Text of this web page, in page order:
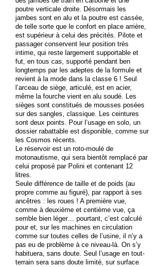
poutre verticale droite. Désormais les
jambes sont en alu et la poutre est cassée,
de telle sorte que le confort en place arrière,
est supérieur à celui des précités. Pilote et
passager conservent leur position très
intime, qui reste largement supportable et
fut, en tous cas, supporté pendant ben
longtemps par les adeptes de la formule et
revient à la mode dans la classe 6 ! Seul
l’arceau de siège, articulé, est en acier,
même la fourche vient en alu soudé. Les
sièges sont constitués de mousses posées
sur des sangles, classique. Les ceintures
sont deux points. Pour l’usage en solo, un
dossier rabattable est disponible, comme sur
les Cosmos récents.
Le réservoir est un roto-moulé de
motonautisme, qui sera bientôt remplacé par
celui proposé par Polini et contenant 12
litres.
Seule différence de taille et de poids (au
propre comme au figuré), par rapport à ses
ancêtres : les roues ! A première vue,
comme à deuxième et centième vue, ça
semble bien léger… pourtant, c’est calculé
pour et, sur les machines en circulation
comme sur toutes celles de l’usine, il n’y a
pas eu de problème à ce niveau-là. On s’y
habituera, sans doute. Seul l’usage en tout-
terrain sera sans doute limité, sur surface